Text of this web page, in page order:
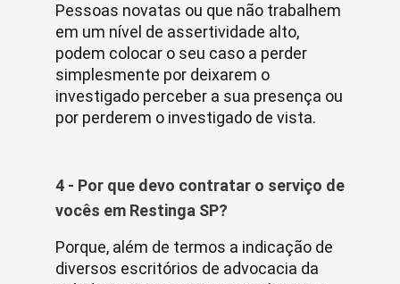
Pessoas novatas ou que não trabalhem
em um nível de assertividade alto,
podem colocar o seu caso a perder
simplesmente por deixarem o
investigado perceber a sua presença ou
por perderem o investigado de vista.
4 - Por que devo contratar o serviço de
vocês em Restinga SP?
Porque, além de termos a indicação de
diversos escritórios de advocacia da